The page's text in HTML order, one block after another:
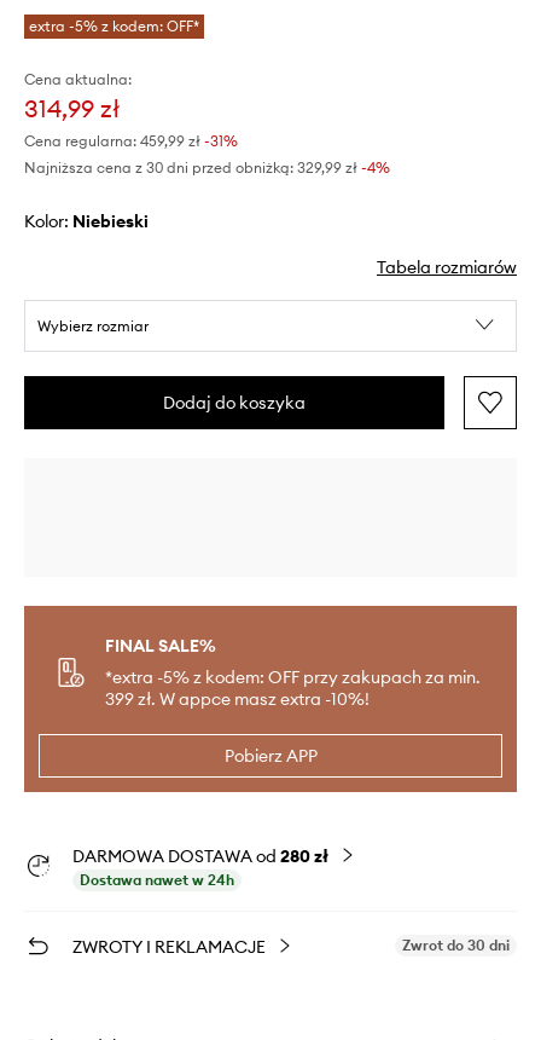
extra -5% z kodem: OFF*
Cena aktualna:
314,99 zł
Cena regularna: 459,99 zł -31%
Najniższa cena z 30 dni przed obniżką: 329,99 zł -4%
Kolor: niebieski
Tabela rozmiarów
Wybierz rozmiar
Dodaj do koszyka
FINAL SALE%
*extra -5% z kodem: OFF przy zakupach za min.
399 zł. W appce masz extra -10%!
Pobierz APP
DARMOWA DOSTAWA od 280 zł
Dostawa nawet w 24h
ZWROTY I REKLAMACJE Zwrot do 30 dni